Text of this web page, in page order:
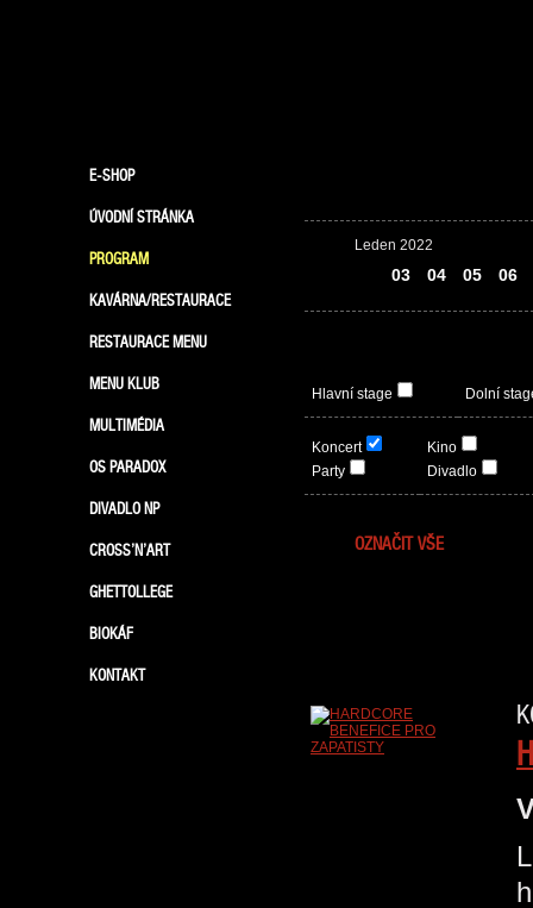
E-SHOP
ÚVODNÍ STRÁNKA
PROGRAM
KAVÁRNA/RESTAURACE
RESTAURACE MENU
MENU KLUB
MULTIMÉDIA
OS PARADOX
DIVADLO NP
CROSS’N’ART
GHETTOLLEGE
BIOKÁF
KONTAKT
Leden 2022
03 04 05 06
Hlavní stage Dolní
Koncert
Party
Kino
Divadlo
OZNAČIT VŠE